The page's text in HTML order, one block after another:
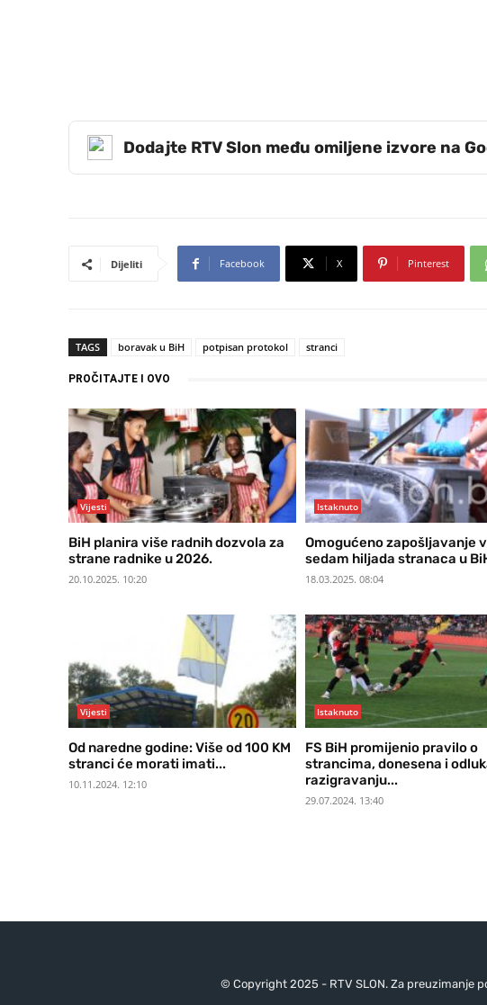
Dodajte RTV Slon među omiljene izvore na
Dijeliti Facebook X Pinterest
TAGS boravak u BiH potpisan protokol stranci
PROČITAJTE I OVO
Vijesti
BiH planira više radnih dozvola za
strane radnike u 2026.
20.10.2025. 10:20
Istaknuto
Omogućeno zapošljavanje
sedam hiljada stranaca u
18.03.2025. 08:04
Vijesti
Od naredne godine: Više od 100 KM
stranci će morati imati...
10.11.2024. 12:10
Istaknuto
FS BiH promijenio pravilo o
strancima, donesena i
razigravanju...
29.07.2024. 13:40
© Copyright 2025 - RTV SLON. Za preuzimanje